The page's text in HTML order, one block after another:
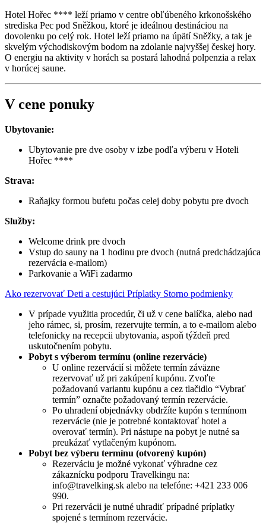
Hotel Hořec **** leží priamo v centre obľúbeného krkonošského
strediska Pec pod Sněžkou, ktoré je ideálnou destináciou na
dovolenku po celý rok. Hotel leží priamo na úpätí Sněžky, a tak je
skvelým východiskovým bodom na zdolanie najvyššej českej hory.
O energiu na aktivity v horách sa postará lahodná polpenzia a relax
v horúcej saune.
V cene ponuky
Ubytovanie:
Ubytovanie pre dve osoby v izbe podľa výberu v Hoteli
Hořec ****
Strava:
Raňajky formou bufetu počas celej doby pobytu pre dvoch
Služby:
Welcome drink pre dvoch
Vstup do sauny na 1 hodinu pre dvoch (nutná predchádzajúca
rezervácia e-mailom)
Parkovanie a WiFi zadarmo
Ako rezervovať Deti a cestujúci Príplatky Storno podmienky
V prípade využitia procedúr, či už v cene balíčka, alebo nad
jeho rámec, si, prosím, rezervujte termín, a to e-mailom alebo
telefonicky na recepcii ubytovania, aspoň týždeň pred
uskutočnením pobytu.
Pobyt s výberom termínu (online rezervácie)
U online rezervácií si môžete termín záväzne
rezervovať už pri zakúpení kupónu. Zvoľte
požadovanú variantu kupónu a cez tlačidlo “Vybrať
termín” označte požadovaný termín rezervácie.
Po uhradení objednávky obdržíte kupón s termínom
rezervácie (nie je potrebné kontaktovať hotel a
overovať termín). Pri nástupe na pobyt je nutné sa
preukázať vytlačeným kupónom.
Pobyt bez výberu termínu (otvorený kupón)
Rezerváciu je možné vykonať výhradne cez
zákaznícku podporu Travelkingu na:
info@travelking.sk alebo na telefóne: +421 233 006
990.
Pri rezervácii je nutné uhradiť prípadné príplatky
spojené s termínom rezervácie.